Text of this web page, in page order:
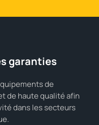
garanties
de
de haute qualité afin
dans les secteurs